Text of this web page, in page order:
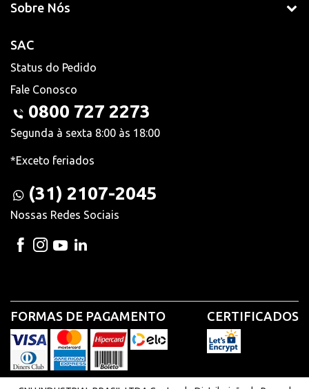
Sobre Nós
SAC
Status do Pedido
Fale Conosco
0800 727 2273
Segunda à sexta 8:00 às 18:00
*Exceto feriados
(31) 2107-2045
Nossas Redes Sociais
FORMAS DE PAGAMENTO CERTIFICADOS